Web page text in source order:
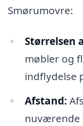
Smørumovre:
Størrelsen
møbler og
indflydelse
Afstand:
nuværende